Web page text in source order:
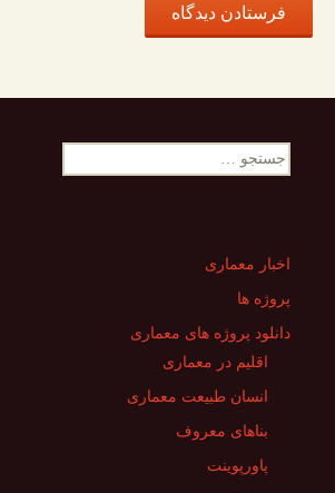
جستجو
برای:
اخبار معماری
پروژه ها
دانلود پروژه های معماری
اقلیم در معماری
انسان طبیعت معماری
بناهای معروف
پاورپوینت